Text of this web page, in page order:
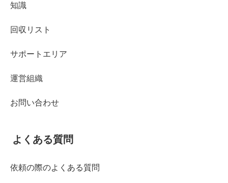
知識
回収リスト
サポートエリア
運営組織
お問い合わせ
よくある質問
依頼の際のよくある質問